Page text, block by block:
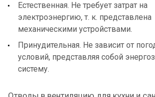
Естественная. Не требует затрат на
электроэнергию, т. к. представлена
механическими устройствами.
Принудительная. Не зависит от
условий, представляя собой
систему.